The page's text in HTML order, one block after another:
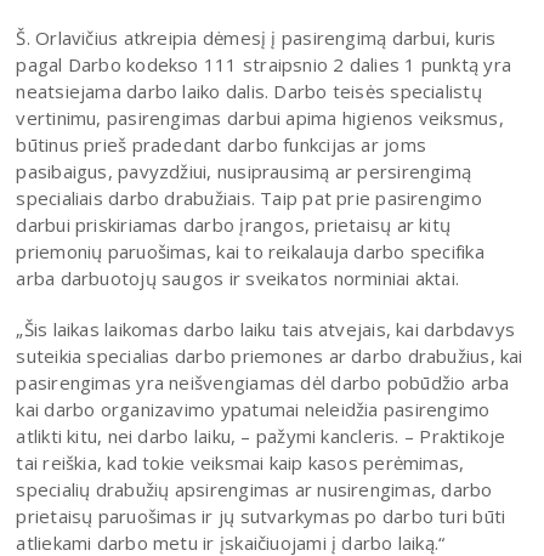
Š. Orlavičius atkreipia dėmesį į pasirengimą darbui, kuris
pagal Darbo kodekso 111 straipsnio 2 dalies 1 punktą yra
neatsiejama darbo laiko dalis. Darbo teisės specialistų
vertinimu, pasirengimas darbui apima higienos veiksmus,
būtinus prieš pradedant darbo funkcijas ar joms
pasibaigus, pavyzdžiui, nusiprausimą ar persirengimą
specialiais darbo drabužiais. Taip pat prie pasirengimo
darbui priskiriamas darbo įrangos, prietaisų ar kitų
priemonių paruošimas, kai to reikalauja darbo specifika
arba darbuotojų saugos ir sveikatos norminiai aktai.
„Šis laikas laikomas darbo laiku tais atvejais, kai darbdavys
suteikia specialias darbo priemones ar darbo drabužius, kai
pasirengimas yra neišvengiamas dėl darbo pobūdžio arba
kai darbo organizavimo ypatumai neleidžia pasirengimo
atlikti kitu, nei darbo laiku, – pažymi kancleris. – Praktikoje
tai reiškia, kad tokie veiksmai kaip kasos perėmimas,
specialių drabužių apsirengimas ar nusirengimas, darbo
prietaisų paruošimas ir jų sutvarkymas po darbo turi būti
atliekami darbo metu ir įskaičiuojami į darbo laiką.“